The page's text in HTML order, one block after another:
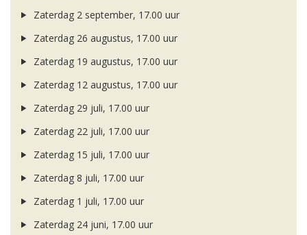
Zaterdag 2 september, 17.00 uur
Zaterdag 26 augustus, 17.00 uur
Zaterdag 19 augustus, 17.00 uur
Zaterdag 12 augustus, 17.00 uur
Zaterdag 29 juli, 17.00 uur
Zaterdag 22 juli, 17.00 uur
Zaterdag 15 juli, 17.00 uur
Zaterdag 8 juli, 17.00 uur
Zaterdag 1 juli, 17.00 uur
Zaterdag 24 juni, 17.00 uur